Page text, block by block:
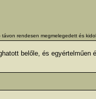
rendesen megmelegedett és
belőle, és egyértelműen